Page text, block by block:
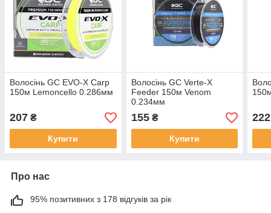
Волосінь GC EVO-X Carp
150м Lemoncello 0.286мм
207 ₴
Купити
Волосінь GC Verte-X
Feeder 150м Venom
0.234мм
155₴
Купити
222
Про нас
95% позитивних з 178 відгуків за рік